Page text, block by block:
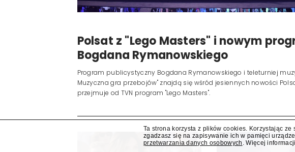
Polsat z "Lego Masters" i nowym
Bogdana Rymanowskiego
Ta strona korzysta z plików cookies. Korzystając
zgadzasz się na zapisywanie ich w pamięci
przetwarzania danych osobowych . Więcej